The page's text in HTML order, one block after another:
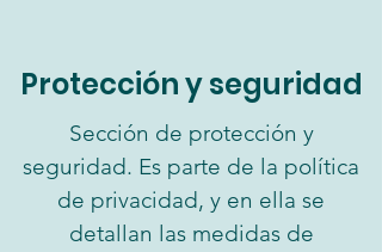
Protección y seguridad
Sección de protección y
seguridad. Es parte de la política
de privacidad, y en ella se
detallan las medidas de